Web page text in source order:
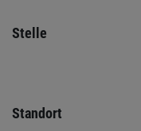
Stelle
Standort